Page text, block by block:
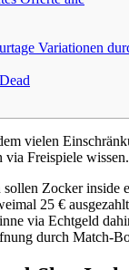
Variationen
vielen
via Freispiele
Zocker
25 €
via Echtgeld
durch Match-